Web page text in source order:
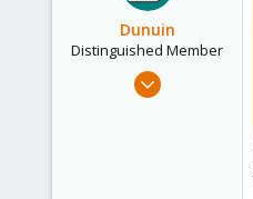
Dunuin
Distinguished Member
Jun 30, 2020